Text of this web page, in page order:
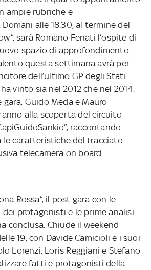
ampie rubriche e
alle 18.30, al termine del
sarà Romano Fenati l’ospite di
spazio di approfondimento
questa settimana avrà per
dell’ultimo GP degli Stati
vinto sia nel 2012 che nel 2014.
gara, Guido Meda e Mauro
alla scoperta del circuito
raccontando
le caratteristiche del tracciato
telecamera on board.
Rossa”, il post gara con le
protagonisti e le prime analisi
conclusa. Chiude il weekend
19, con Davide Camicioli e i suoi
Lorenzi, Loris Reggiani e Stefano
fatti e protagonisti della